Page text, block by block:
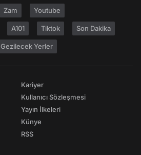
Zam Youtube
A101 Tiktok Son Dakika
Gezilecek Yerler
Kariyer
Kullanıcı Sözleşmesi
Yayın İlkeleri
Künye
RSS